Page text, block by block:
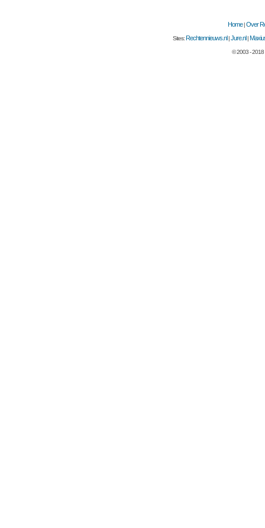
Home|Over
Sites: Rechtennieuws.nl |Jure.nl |
© 2003 - 2018